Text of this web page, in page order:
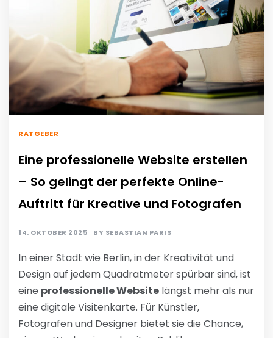
RATGEBER
Eine professionelle Website erstellen
– So gelingt der perfekte Online-
Auftritt für Kreative und Fotografen
14. OKTOBER 2025 BY SEBASTIAN PARIS
In einer Stadt wie Berlin, in der Kreativität und
Design auf jedem Quadratmeter spürbar sind, ist
eine professionelle Website längst mehr als nur
eine digitale Visitenkarte. Für Künstler,
Fotografen und Designer bietet sie die Chance,